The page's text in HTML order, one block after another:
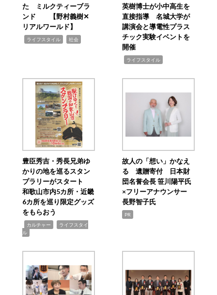
た ミルクティーブラ
ンド 【野村義樹✕
リアルワールド】
ライフスタイル 社会
英樹博士が小中高生を
直接指導 名城大学が
講演会と導電性プラス
チック実験イベントを
開催
ライフスタイル
豊臣秀吉・秀長兄弟ゆ
かりの地を巡るスタン
プラリーがスタート
和歌山市内5カ所・近畿
6カ所を巡り限定グッズ
をもらおう
カルチャー
ライフスタイ
ル
故人の「想い」かなえ
る 遺贈寄付 日本財
団名誉会長 笹川陽平氏
×フリーアナウンサー
長野智子氏
PR